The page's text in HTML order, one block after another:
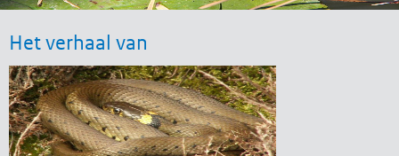
Het verhaal van